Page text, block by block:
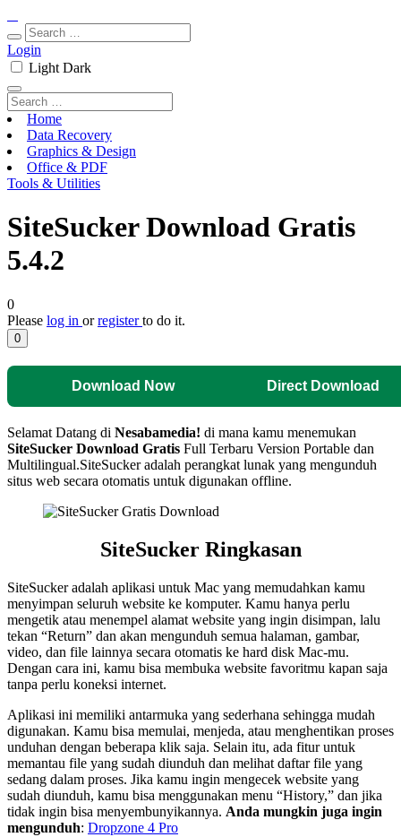
Login
Light Dark
Home
Data Recovery
Graphics & Design
Office & PDF
Tools & Utilities
SiteSucker Download Gratis
5.4.2
0
Please log in orregisterto do it.
0
Download Now Direct Download
Selamat Datang di Nesabamedia! di mana kamu menemukan
SiteSucker Download Gratis Full Terbaru Version Portable dan
Multilingual.SiteSucker adalah perangkat lunak yang mengunduh
situs web secara otomatis untuk digunakan offline.
SiteSucker Ringkasan
SiteSucker adalah aplikasi untuk Mac yang memudahkan kamu
menyimpan seluruh website ke komputer. Kamu hanya perlu
mengetik atau menempel alamat website yang ingin disimpan, lalu
tekan “Return” dan akan mengunduh semua halaman, gambar,
video, dan file lainnya secara otomatis ke hard disk Mac-mu.
Dengan cara ini, kamu bisa membuka website favoritmu kapan saja
tanpa perlu koneksi internet.
Aplikasi ini memiliki antarmuka yang sederhana sehingga mudah
digunakan. Kamu bisa memulai, menjeda, atau menghentikan proses
unduhan dengan beberapa klik saja. Selain itu, ada fitur untuk
memantau file yang sudah diunduh dan melihat daftar file yang
sedang dalam proses. Jika kamu ingin mengecek website yang
sudah diunduh, kamu bisa menggunakan menu “History,” dan jika
tidak ingin bisa menyembunyikannya. Anda mungkin juga ingin
mengunduh: Dropzone 4 Pro